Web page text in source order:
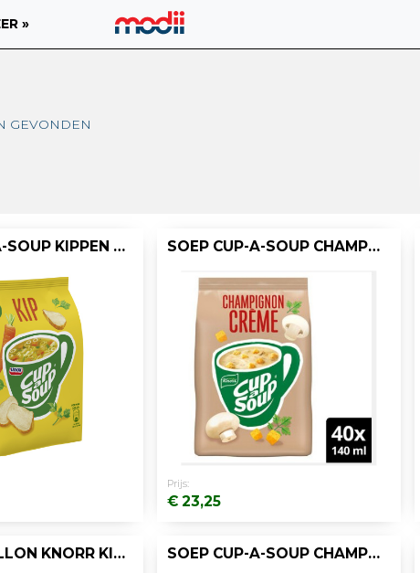
»
GEVONDEN
SOEP CUP-A-SOUP KIPPEN 40PORT/PK 404G SOEP CUP-A-SOUP CHAMPIGNCR 40PRT/PK 576G
Prijs:
€ 23,25
DRINKBOUILLON KNORR KIP/TUINKR/PK 80 SOEP CUP-A-SOUP CHAMPIGNONCREME/DS 24